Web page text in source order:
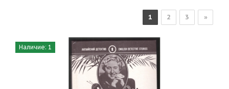
1 2 3 »
Наличие: 1